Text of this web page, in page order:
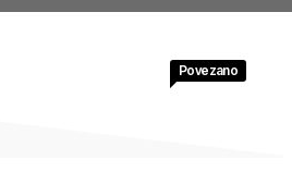
Povezano